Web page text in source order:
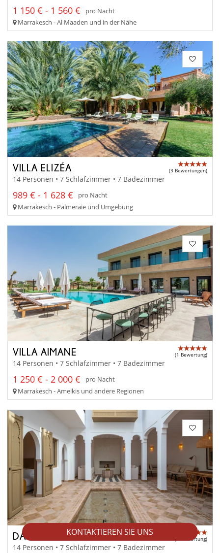
KONTAKTIEREN SIE UNS
1 150 € - 1 560 €
pro Nacht
Marrakesch - Al Maaden und in der Nähe
VILLA ELIZÉA (3 Bewertungen)
14 Personen • 7 Schlafzimmer • 7 Badezimmer
989 € - 1 628 €
pro Nacht
Marrakesch - Palmeraie und Umgebung
VILLA AIMANE (1 Bewertung)
14 Personen • 7 Schlafzimmer • 7 Badezimmer
1 250 € - 2 000 €
pro Nacht
Marrakesch - Amelkis und andere Regionen
DAR TONAKA (1 Bewertung)
14 Personen • 7 Schlafzimmer • 7 Badezimmer